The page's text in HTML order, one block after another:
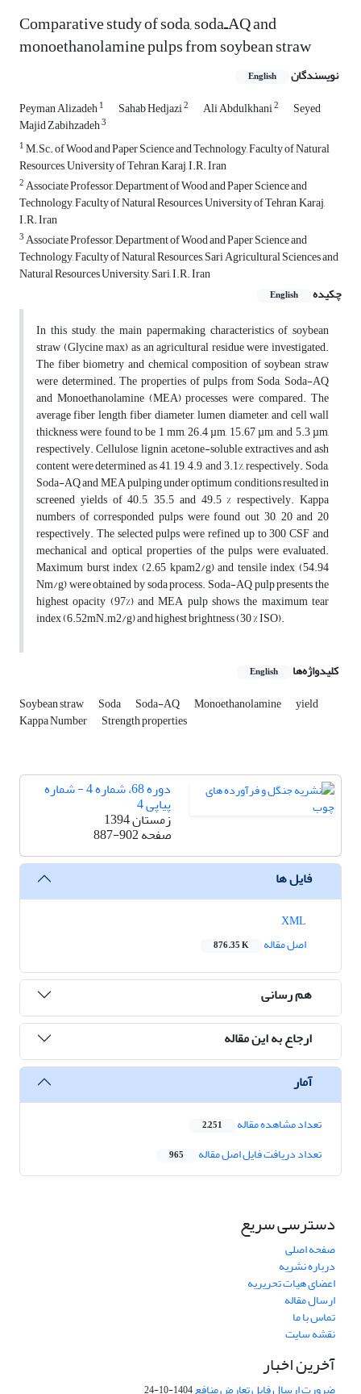
Comparative study of soda, sodaـAQ and
monoethanolamine pulps from soybean straw
نویسندگان English
Peyman Alizadeh1 Sahab Hedjazi2 Ali Abdulkhani2 Seyed
Majid Zabihzadeh3
1M.Sc. of Wood and Paper Science and Technology, Faculty of Natural
Resources, University of Tehran, Karaj, I.R. Iran
2Associate Professor, Department of Wood and Paper Science and
Technology, Faculty of Natural Resources, University of Tehran, Karaj,
I.R. Iran
3Associate Professor, Department of Wood and Paper Science and
Technology, Faculty of Natural Resources, Sari Agricultural Sciences and
Natural Resources University, Sari, I.R. Iran
چکیده
English
In this study, the main papermaking characteristics of soybean
straw (Glycine max) as an agricultural residue were investigated.
The fiber biometry and chemical composition of soybean straw
were determined. The properties of pulps from Soda, Soda-AQ
and Monoethanolamine (MEA) processes were compared. The
average fiber length, fiber diameter, lumen diameter, and cell wall
thickness were found to be 1 mm, 26.4 µm, 15.67 µm, and 5.3 µm,
respectively. Cellulose, lignin, acetone-soluble extractives and ash
content were determined as 41, 19, 4.9, and 3.1%, respectively. Soda,
Soda-AQ and MEA pulping under optimum conditions resulted in
screened yields of 40.5, 35.5 and 49.5 % respectively. Kappa
numbers of corresponded pulps were found out 30, 20 and 20
respectively. The selected pulps were refined up to 300 CSF and
mechanical and optical properties of the pulps were evaluated.
Maximum burst index (2.65 kpam2/g) and tensile index (54.94
Nm/g) were obtained by soda process. Soda-AQ pulp presents the
highest opacity (97%) and MEA pulp shows the maximum tear
index (6.52mN.m2/g) and highest brightness (30 % ISO).
کلیدواژه‌ها English
Soybean straw Soda Soda-AQ Monoethanolamine yield
Kappa Number Strength properties
دوره 68، شماره 4 - شماره
پیاپی 4
زمستان 1394
صفحه887-902
فایل ها
اصل مقاله
876.35 K
هم رسانی
ارجاع به این مقاله
آمار
تعداد مشاهده مقاله 2,251
تعداد دریافت فایل اصل مقاله 965
دسترسی سریع
صفحه اصلی
درباره نشریه
اعضای هیات تحریریه
ارسال مقاله
تماس با ما
نقشه سایت
آخرین اخبار